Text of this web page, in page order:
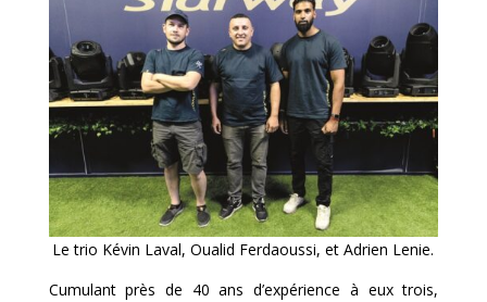
Le trio Kévin Laval, Oualid Ferdaoussi, et Adrien Lenie.
Cumulant près de 40 ans d’expérience à eux trois,